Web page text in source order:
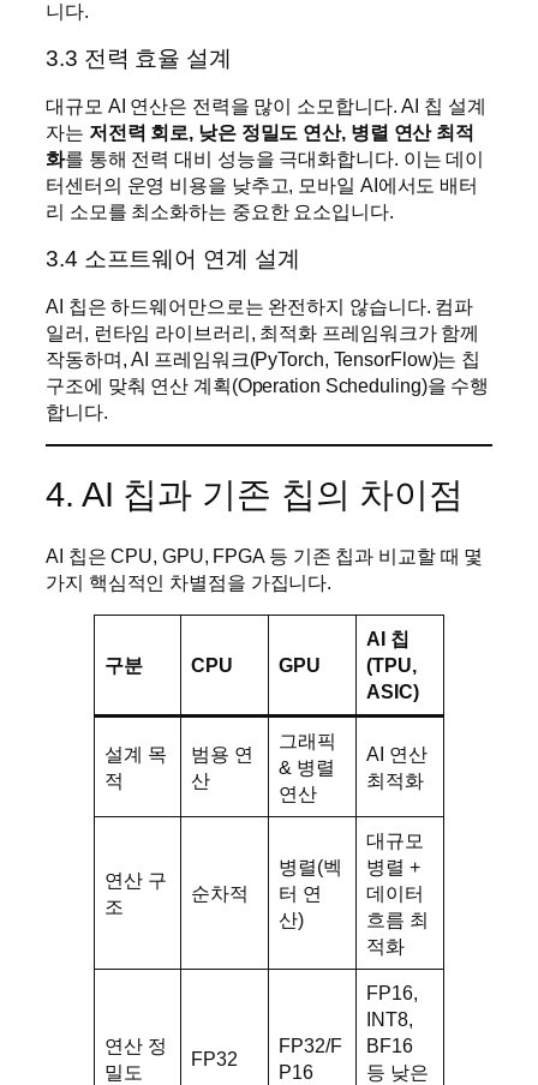
니다.
3.3 전력 효율 설계
대규모 AI 연산은 전력을 많이 소모합니다. AI 칩 설계
자는 저전력 회로, 낮은 정밀도 연산, 병렬 연산 최적
화를 통해 전력 대비 성능을 극대화합니다. 이는 데이
터센터의 운영 비용을 낮추고, 모바일 AI에서도 배터
리 소모를 최소화하는 중요한 요소입니다.
3.4 소프트웨어 연계 설계
AI 칩은 하드웨어만으로는 완전하지 않습니다. 컴파
일러, 런타임 라이브러리, 최적화 프레임워크가 함께
작동하며, AI 프레임워크(PyTorch, TensorFlow)는 칩
구조에 맞춰 연산 계획(Operation Scheduling)을 수행
합니다.
4. AI 칩과 기존 칩의 차이점
AI 칩은 CPU, GPU, FPGA 등 기존 칩과 비교할 때 몇
가지 핵심적인 차별점을 가집니다.
구분 CPU GPU
AI 칩
(TPU,
ASIC)
설계 목
적
범용 연
산
그래픽
& 병렬
연산
AI 연산
최적화
연산 구
조
순차적
병렬(벡
터 연
산)
대규모
병렬 +
데이터
흐름 최
적화
연산 정
밀도
FP32
FP32/F
P16
FP16,
INT8,
BF16
등 낮은